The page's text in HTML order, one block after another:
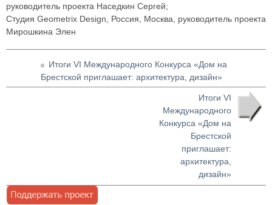
руководитель проекта Наседкин Сергей;
Cтудия Geometrix Design, Россия, Москва, руководитель проекта
Мирошкина Элен
Итоги VI Международного Конкурса «Дом на
Брестской приглашает: архитектура, дизайн»
Итоги VI
Международного
Конкурса «Дом на
Брестской
приглашает:
архитектура,
дизайн»